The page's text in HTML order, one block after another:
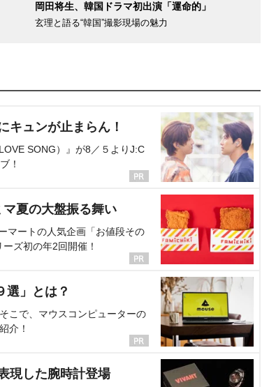
岡田将生、韓国ドラマ初出演「運命的」
玄理と語る“韓国”撮影現場の魅力
キュンが止まらん！
SONG）』が8／５よりJ:C
！
夏の大盤振る舞い
マートの人気企画「お値段その
ズ初の年2回開催！
選」とは？
こで、マウスコンピューターの
介！
現した腕時計登場